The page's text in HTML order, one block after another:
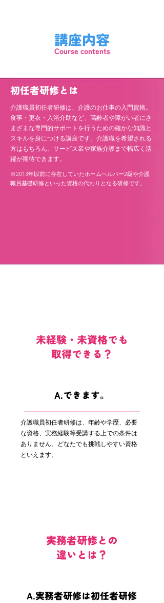
講座内容
Course contents
初任者研修とは
介護職員初任者研修は、介護のお仕事の入門資格。
食事・更衣・入浴介助など、高齢者や障がい者にさ
まざまな専門的サポートを行うための確かな知識と
スキルを身につける講座です。介護職を希望される
方はもちろん、サービス業や家族介護まで幅広く活
躍が期待できます。
※2013年以前に存在していたホームヘルパー2級や介護
職員基礎研修といった資格の代わりとなる研修です。
介護職員初任者研修は、年齢や学歴、必要
な資格、実務経験等受講する上での条件は
ありません。どなたでも挑戦しやすい資格
といえます。
未経験・未資格でも
取得できる？
A.できます。
実務者研修との
違いとは？
A.実務者研修は初任者研修